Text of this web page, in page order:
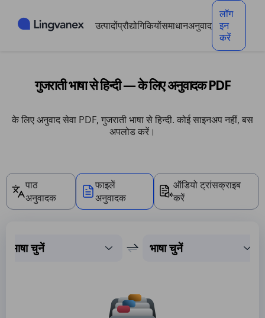
उत्पादोंप्रौद्योगिकियोंसमाधानअनुवाद
लॉग
इन
करें
गुजराती भाषा से हिन्दी — के लिए अनुवादक PDF
के लिए अनुवाद सेवा PDF, गुजराती भाषा से हिन्दी. कोई साइनअप नहीं, बस
अपलोड करें।
पाठ
अनुवादक
फाइलें
अनुवादक
ऑडियो ट्रांसक्राइब
करें
भाषा चुनें भाषा चुनें